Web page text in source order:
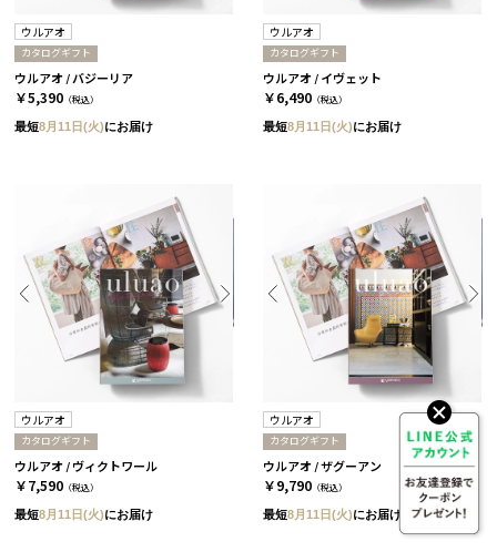
ウルアオ
カタログギフト
ウルアオ / バジーリア
￥5,390 （税込）
最短8月11日(火)にお届け
ウルアオ
カタログギフト
ウルアオ / イヴェット
￥6,490 （税込）
最短8月11日(火)にお届け
ウルアオ
カタログギフト
ウルアオ / ヴィクトワール
￥7,590 （税込）
最短8月11日(火)にお届け
ウルアオ
カタログギフト
ウルアオ / ザグーアン
￥9,790 （税込）
最短8月11日(火)にお届け